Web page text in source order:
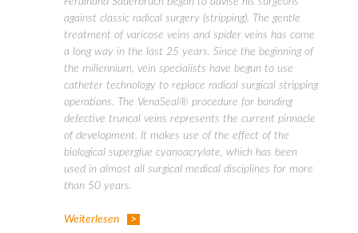
against classic radical surgery (stripping). The gentle
treatment of varicose veins and spider veins has come
a long way in the last 25 years. Since the beginning of
the millennium, vein specialists have begun to use
catheter technology to replace radical surgical stripping
operations. The VenaSeal® procedure for bonding
defective truncal veins represents the current pinnacle
of development. It makes use of the effect of the
biological superglue cyanoacrylate, which has been
used in almost all surgical medical disciplines for more
than 50 years.
Weiterlesen